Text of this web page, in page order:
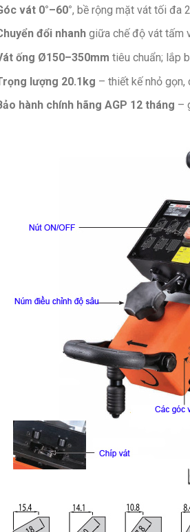
vát 0°–60°, bề rộng mặt vát tối đa
đổi nhanhgiữa chế độ vát tấm
ống Ø150–350mm tiêu chuẩn; lắp
lượng 20.1kg – thiết kế nhỏ gọn,
hành chính hãng AGP 12 tháng –